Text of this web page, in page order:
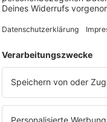
immer